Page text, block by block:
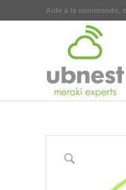
Aide à la commande,